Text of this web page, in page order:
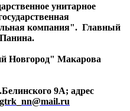
унитарное
компания". Главный
Новгород" Макарова
9А; адрес
gtrk_nn@mail.ru